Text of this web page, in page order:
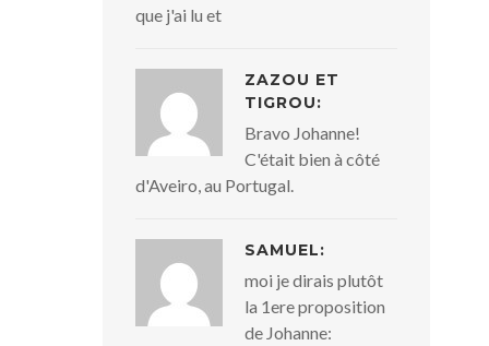
que j'ai lu et
ZAZOU ET
TIGROU:
Bravo Johanne!
C'était bien à côté
d'Aveiro, au Portugal.
SAMUEL:
moi je dirais plutôt
la 1ere proposition
de Johanne: